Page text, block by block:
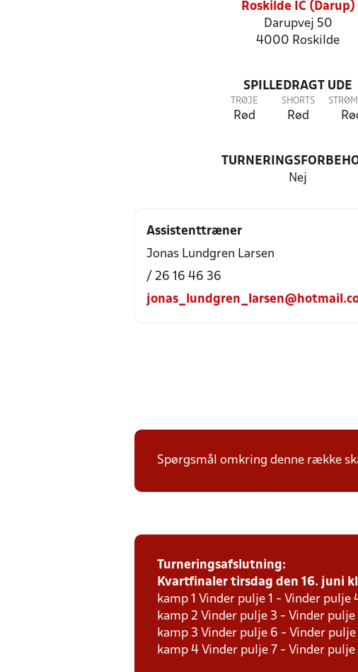
Roskilde IC (Darup)
Darupvej 50
4000 Roskilde
SPILLEDRAGT UDE
TRØJE
Rød
SHORTS
Rød
Nej
Assistenttræner
Jonas Lundgren Larsen
/ 26 16 46 36
Spørgsmål omkring denne række
Turneringsafslutning:
Kvartfinaler tirsdag den 16. juni
kamp 1 Vinder pulje 1 - Vinder pulje
kamp 2 Vinder pulje 3 - Vinder pulje
kamp 3 Vinder pulje 6 - Vinder pulje
kamp 4 Vinder pulje 7 - Vinder pulje